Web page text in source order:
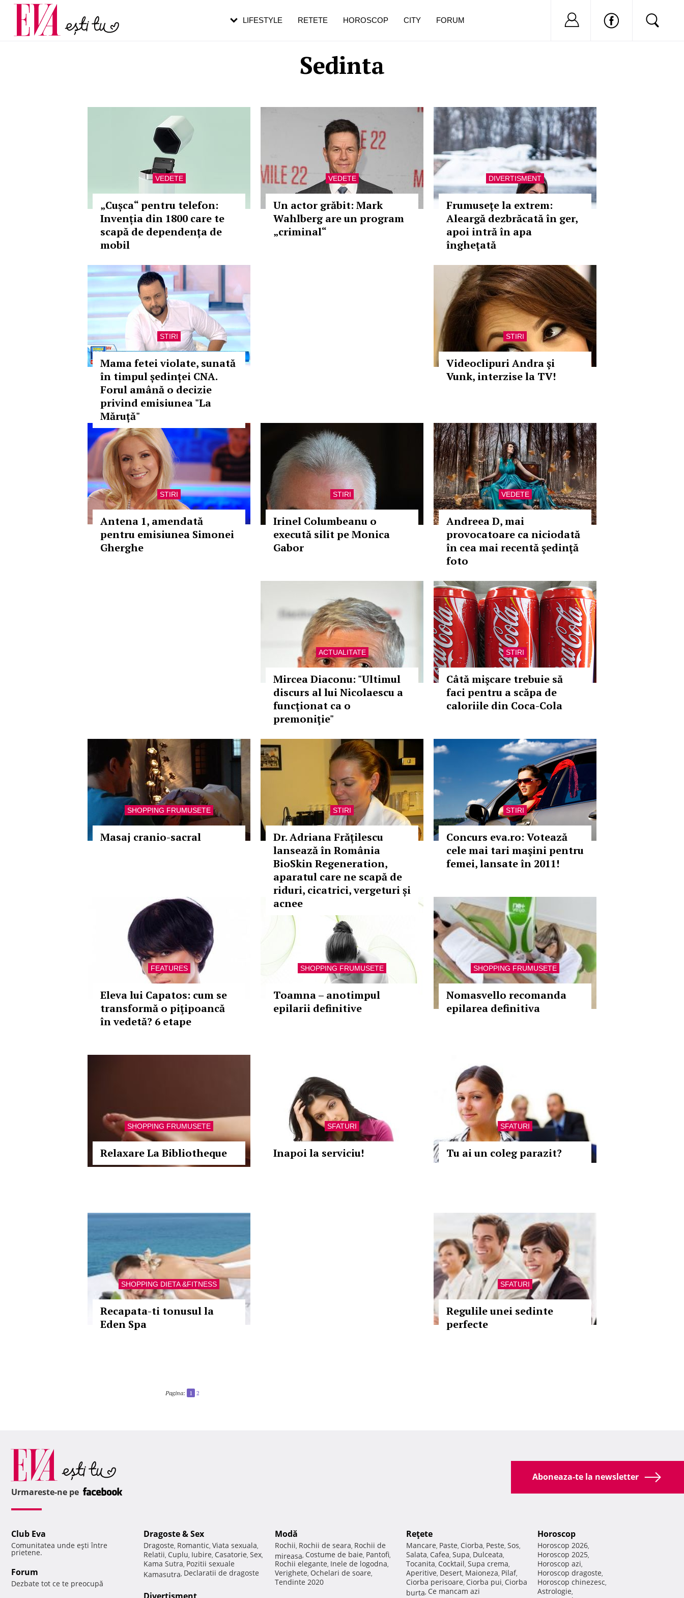
Sedinta
VEDETE
„Cușca“ pentru telefon:
Invenția din 1800 care te
scapă de dependența de
mobil
VEDETE
Un actor grăbit: Mark
Wahlberg are un program
„criminal“
DIVERTISMENT
Frumuseţe la extrem:
Aleargă dezbrăcată în ger,
apoi intră în apa
îngheţată
STIRI
Mama fetei violate, sunată
în timpul ședinței CNA.
Forul amână o decizie
privind emisiunea "La
Măruță"
STIRI
Videoclipuri Andra şi
Vunk, interzise la TV!
STIRI
Antena 1, amendată
pentru emisiunea Simonei
Gherghe
STIRI
Irinel Columbeanu o
execută silit pe Monica
Gabor
VEDETE
Andreea D, mai
provocatoare ca niciodată
în cea mai recentă şedinţă
foto
ACTUALITATE
Mircea Diaconu: "Ultimul
discurs al lui Nicolaescu a
funcţionat ca o
premoniţie"
STIRI
Câtă mişcare trebuie să
faci pentru a scăpa de
caloriile din Coca-Cola
SHOPPING FRUMUSETE
Masaj cranio-sacral
STIRI
Dr. Adriana Frățilescu
lansează în România
BioSkin Regeneration,
aparatul care ne scapă de
riduri, cicatrici, vergeturi și
acnee
STIRI
Concurs eva.ro: Votează
cele mai tari maşini pentru
femei, lansate în 2011!
FEATURES
Eleva lui Capatos: cum se
transformă o piţipoancă
în vedetă? 6 etape
SHOPPING FRUMUSETE
Toamna – anotimpul
epilarii definitive
SHOPPING FRUMUSETE
Nomasvello recomanda
epilarea definitiva
SHOPPING FRUMUSETE
Relaxare La Bibliotheque
SFATURI
Inapoi la serviciu!
SFATURI
Tu ai un coleg parazit?
SHOPPING DIETA &FITNESS
Recapata-ti tonusul la
Eden Spa
SFATURI
Regulile unei sedinte
perfecte
Pagina: 1 2
LIFESTYLE RETETE HOROSCOP CITY FORUM Nu ai cont?
Carieră
Actualitate
pe măsură ce înaintezi în vârstă
de dureroasă este investigația
Aboneaza-te la newsletter
Urmareste-ne pe
Club Eva
Comunitatea unde eşti între
prietene.
Forum
Dezbate tot ce te preocupă
Dragoste & Sex
Dragoste, Romantic, Viata sexuala,
Relatii, Cuplu, Iubire, Casatorie, Sex,
Kama Sutra, Pozitii sexuale
Kamasutra, Declaratii de dragoste
Modă
Rochii, Rochii de seara, Rochii de
mireasa, Costume de baie, Pantofi,
Rochii elegante, Inele de logodna,
Verighete, Ochelari de soare,
Tendinte 2020
Reţete
Mancare, Paste, Ciorba, Peste, Sos,
Salata, Cafea, Supa, Dulceata,
Tocanita, Cocktail, Supa crema,
Aperitive, Desert, Maioneza, Pilaf,
Ciorba perisoare, Ciorba pui, Ciorba
burta, Ce mancam azi
Horoscop
Horoscop 2026,
Horoscop 2025,
Horoscop azi,
Horoscop dragoste,
Horoscop chinezesc,
Astrologie,